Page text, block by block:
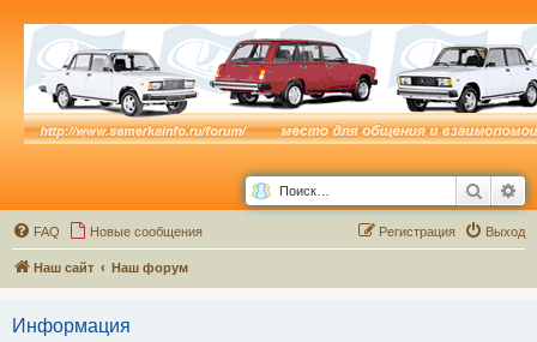
Поиск
FAQ Новые сообщения Выход
Регистрация
Наш сайт Наш форум
Информация